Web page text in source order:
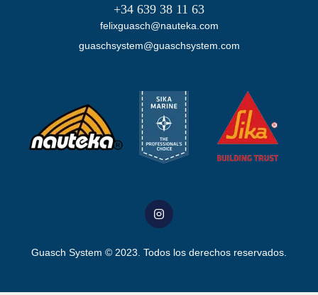
+34 639 38 11 63
felixguasch@nauteka.com
guaschsystem@guaschsystem.com
Guasch System © 2023. Todos los derechos reservados.